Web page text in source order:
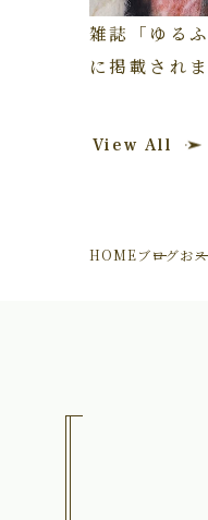
雑誌「ゆる
に掲載され
View All
HOMEブログお